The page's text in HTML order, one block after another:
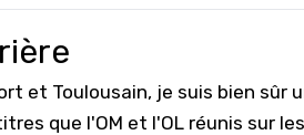
et Toulousain, je suis bien sûr
que l'OM et l'OL réunis sur